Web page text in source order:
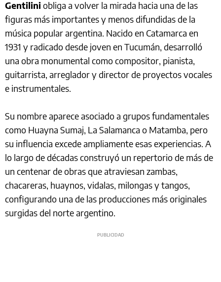
Gentiliniobliga a volver la mirada hacia una de las
figuras más importantes y menos difundidas de la
música popular argentina. Nacido en Catamarca en
1931 y radicado desde joven en Tucumán, desarrolló
una obra monumental como compositor, pianista,
guitarrista, arreglador y director de proyectos vocales
e instrumentales.
Su nombre aparece asociado a grupos fundamentales
como Huayna Sumaj, La Salamanca o Matamba, pero
su influencia excede ampliamente esas experiencias. A
lo largo de décadas construyó un repertorio de más de
un centenar de obras que atraviesan zambas,
chacareras, huaynos, vidalas, milongas y tangos,
configurando una de las producciones más originales
surgidas del norte argentino.